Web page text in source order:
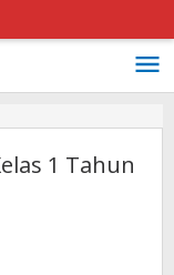
1 Tahun